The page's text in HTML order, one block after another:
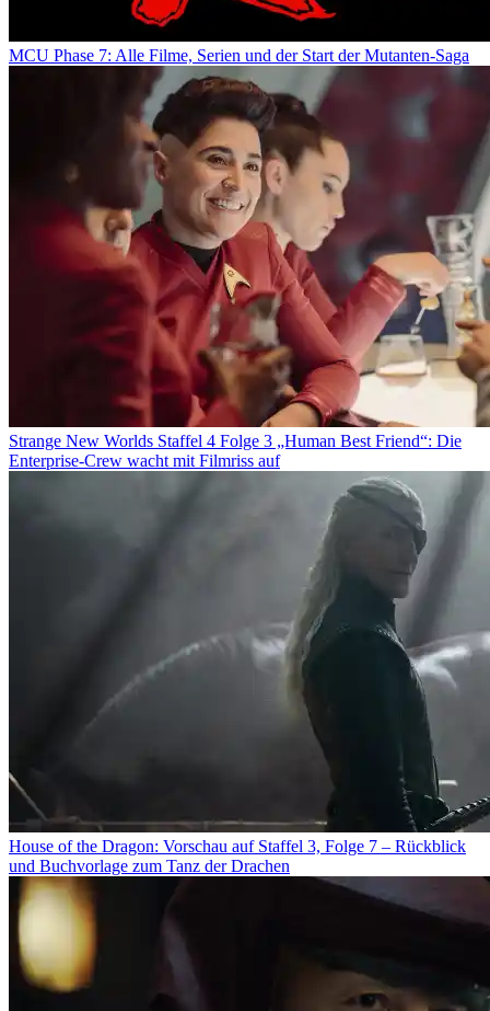
MCU Phase 7: Alle Filme, Serien und der Start der Mutanten-Saga
Strange New Worlds Staffel 4 Folge 3 „Human Best Friend“: Die
Enterprise-Crew wacht mit Filmriss auf
House of the Dragon: Vorschau auf Staffel 3, Folge 7 – Rückblick
und Buchvorlage zum Tanz der Drachen